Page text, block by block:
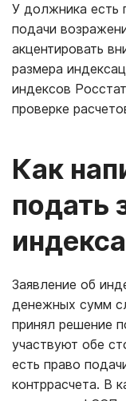
У должника есть
подачи
акцентировать
размера
индексов
проверке
Как
подать
Заявление об
денежных сумм
принял решение
участвуют обе
есть право
контррасчета. В